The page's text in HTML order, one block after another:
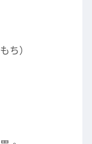
ち）